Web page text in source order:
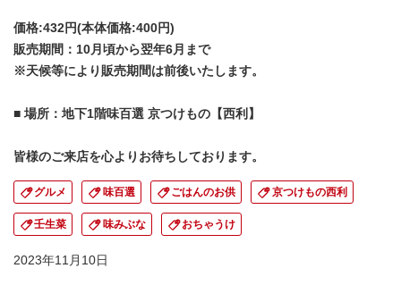
価格:432円(本体価格:400円)
販売期間：10月頃から翌年6月まで
※天候等により販売期間は前後いたします。
■ 場所：地下1階味百選 京つけもの【西利】
皆様のご来店を心よりお待ちしております。
グルメ 味百選 ごはんのお供 京つけもの西利
壬生菜 味みぶな おちゃうけ
2023年11月10日